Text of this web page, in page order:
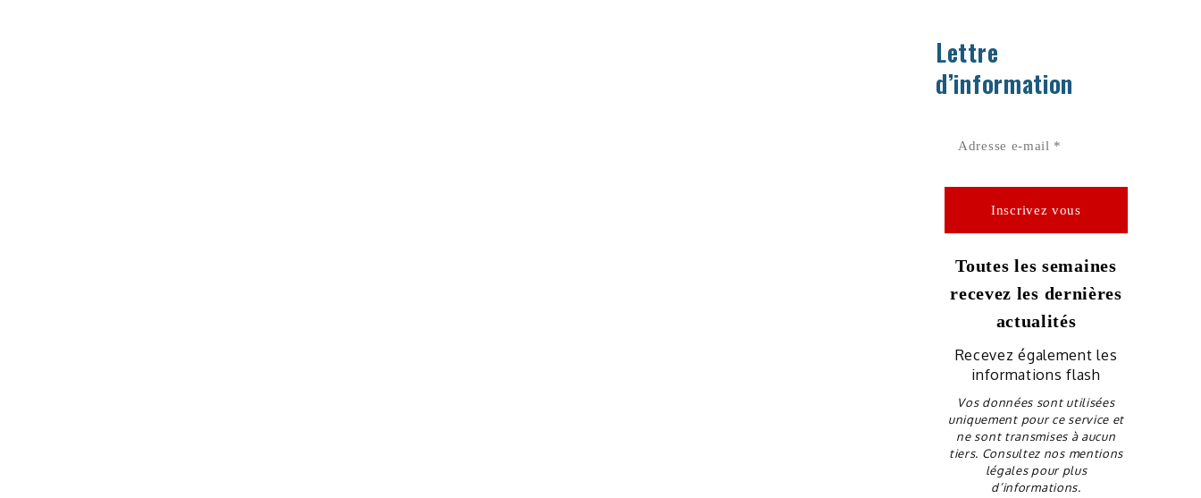
Lettre
d’information
Toutes les semaines
recevez les dernières
actualités
Recevez également les
informations flash
Vos données sont utilisées
uniquement pour ce service et
ne sont transmises à aucun
tiers. Consultez nos mentions
légales pour plus
d’informations.